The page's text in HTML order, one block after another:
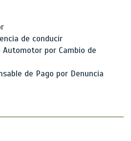
de conducir
por Cambio de
de Pago por Denuncia